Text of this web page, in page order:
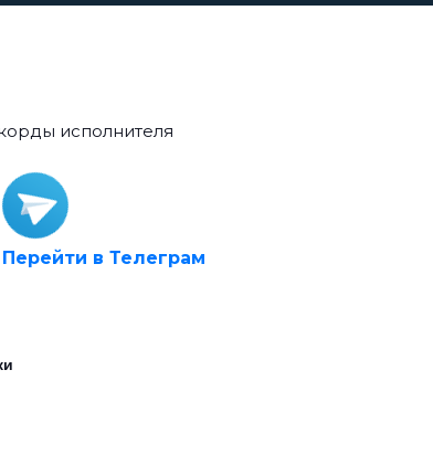
исполнителя
Перейти в Телеграм